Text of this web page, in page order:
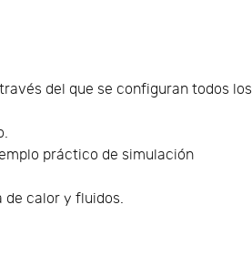
del que se configuran todos los
práctico de simulación
de calor y fluidos.